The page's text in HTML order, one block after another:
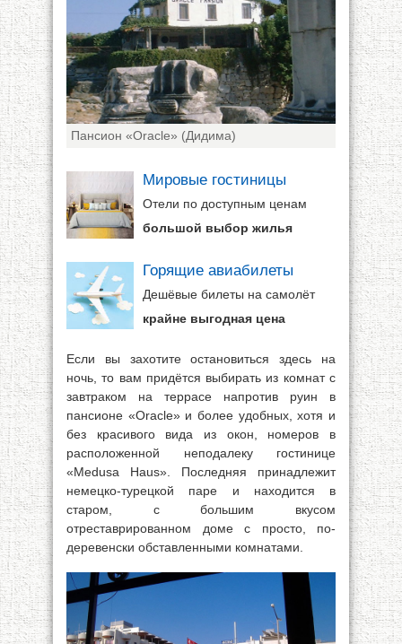
Пансион «Oracle» (Дидима)
Мировые гостиницы
Отели по доступным ценам
большой выбор жилья
Горящие авиабилеты
Дешёвые билеты на самолёт
крайне выгодная цена
Если вы захотите остановиться здесь на
ночь, то вам придётся выбирать из комнат с
завтраком на террасе напротив руин в
пансионе «Oracle» и более удобных, хотя и
без красивого вида из окон, номеров в
расположенной неподалеку гостинице
«Medusa Haus». Последняя принадлежит
немецко-турецкой паре и находится в
старом, с большим вкусом
отреставрированном доме с просто, по-
деревенски обставленными комнатами.